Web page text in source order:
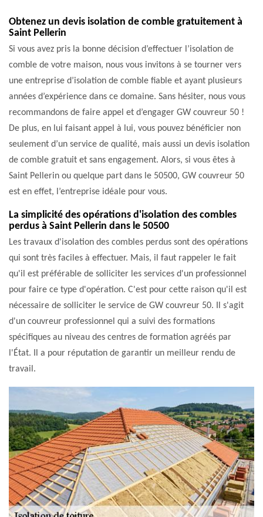
Obtenez un devis isolation de comble gratuitement à
Saint Pellerin
Si vous avez pris la bonne décision d’effectuer l’isolation de
comble de votre maison, nous vous invitons à se tourner vers
une entreprise d’isolation de comble fiable et ayant plusieurs
années d’expérience dans ce domaine. Sans hésiter, nous vous
recommandons de faire appel et d’engager GW couvreur 50 !
De plus, en lui faisant appel à lui, vous pouvez bénéficier non
seulement d’un service de qualité, mais aussi un devis isolation
de comble gratuit et sans engagement. Alors, si vous êtes à
Saint Pellerin ou quelque part dans le 50500, GW couvreur 50
est en effet, l’entreprise idéale pour vous.
La simplicité des opérations d'isolation des combles
perdus à Saint Pellerin dans le 50500
Les travaux d'isolation des combles perdus sont des opérations
qui sont très faciles à effectuer. Mais, il faut rappeler le fait
qu'il est préférable de solliciter les services d'un professionnel
pour faire ce type d'opération. C'est pour cette raison qu'il est
nécessaire de solliciter le service de GW couvreur 50. Il s'agit
d'un couvreur professionnel qui a suivi des formations
spécifiques au niveau des centres de formation agréés par
l'État. Il a pour réputation de garantir un meilleur rendu de
travail.